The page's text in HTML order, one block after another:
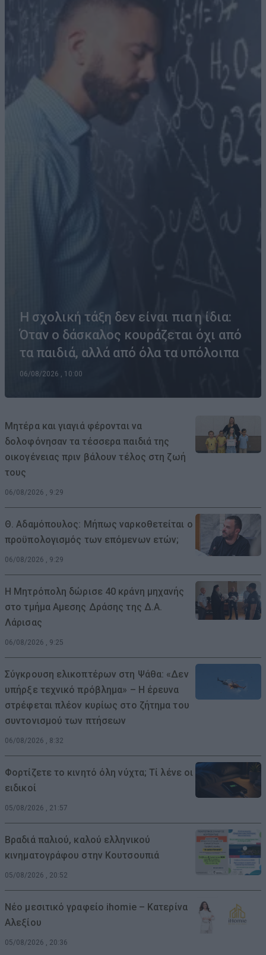
Η σχολική τάξη δεν είναι πια η ίδια:
Όταν ο δάσκαλος κουράζεται όχι από
τα παιδιά, αλλά από όλα τα υπόλοιπα
06/08/2026 , 10:00
Μητέρα και γιαγιά φέρονται να
δολοφόνησαν τα τέσσερα παιδιά της
οικογένειας πριν βάλουν τέλος στη ζωή
τους
06/08/2026 , 9:29
Θ. Αδαμόπουλος: Μήπως ναρκοθετείται ο
προϋπολογισμός των επόμενων ετών;
06/08/2026 , 9:29
Η Μητρόπολη δώρισε 40 κράνη μηχανής
στο τμήμα Αμεσης Δράσης της Δ.Α.
Λάρισας
06/08/2026 , 9:25
Σύγκρουση ελικοπτέρων στη Ψάθα: «Δεν
υπήρξε τεχνικό πρόβλημα» – Η έρευνα
στρέφεται πλέον κυρίως στο ζήτημα του
συντονισμού των πτήσεων
06/08/2026 , 8:32
Φορτίζετε το κινητό όλη νύχτα; Τί λένε οι
ειδικοί
05/08/2026 , 21:57
Βραδιά παλιού, καλού ελληνικού
κινηματογράφου στην Κουτσουπιά
05/08/2026 , 20:52
Νέο μεσιτικό γραφείο ihomie – Κατερίνα
Αλεξίου
05/08/2026 , 20:36